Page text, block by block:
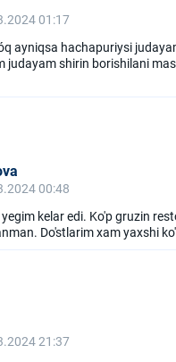
01:17
ayniqsa hachapuriysi
judayam shirin borishilani
00:48
kelar edi. Ko'p gruzin
Do'stlarim xam yaxshi
21:37